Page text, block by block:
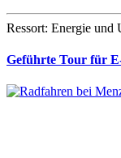
Ressort: Energie und
Geführte Tour für